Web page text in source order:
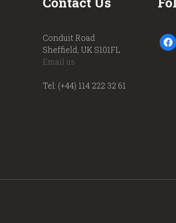
Conduit Road
Sheffield, UK S101FL
Email us
Tel: (+44) 114 222 32 61